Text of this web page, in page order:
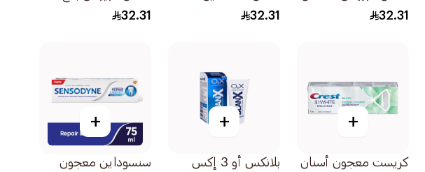
الاحترافي الفائق مع
32.31
100مل
32.31
القهوة والشاي مع
32.31
+
كريست معجون أسنان
+
بلانكس أو 3 إكس
+
سنسوداين معجون